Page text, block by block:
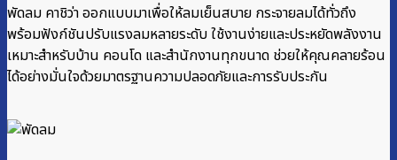
พัดลม คาชิว่า ออกแบบมาเพื่อให้ลมเย็นสบาย กระจายลมได้ทั่วถึง
พร้อมฟังก์ชันปรับแรงลมหลายระดับ ใช้งานง่ายและประหยัดพลังงาน
เหมาะสำหรับบ้าน คอนโด และสำนักงานทุกขนาด ช่วยให้คุณคลายร้อน
ได้อย่างมั่นใจด้วยมาตรฐานความปลอดภัยและการรับประกัน